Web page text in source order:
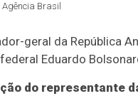
Brasil
geral da República
Eduardo
do representante